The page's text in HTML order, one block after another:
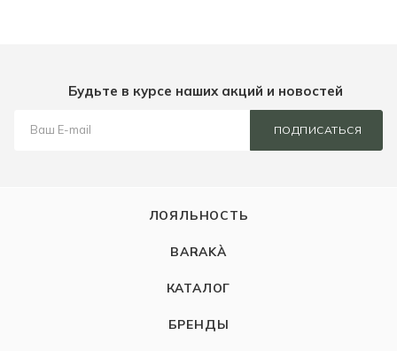
Будьте в курсе наших акций и новостей
ПОДПИСАТЬСЯ
ЛОЯЛЬНОСТЬ
BARAKÀ
КАТАЛОГ
БРЕНДЫ